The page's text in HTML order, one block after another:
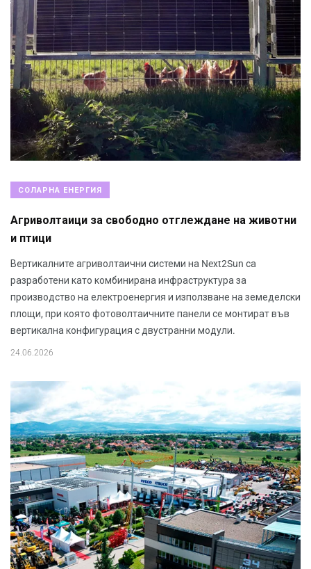
СОЛАРНА ЕНЕРГИЯ
Агриволтаици за свободно отглеждане на животни
и птици
Вертикалните агриволтаични системи на Next2Sun са
разработени като комбинирана инфраструктура за
производство на електроенергия и използване на земеделски
площи, при която фотоволтаичните панели се монтират във
вертикална конфигурация с двустранни модули.
24.06.2026